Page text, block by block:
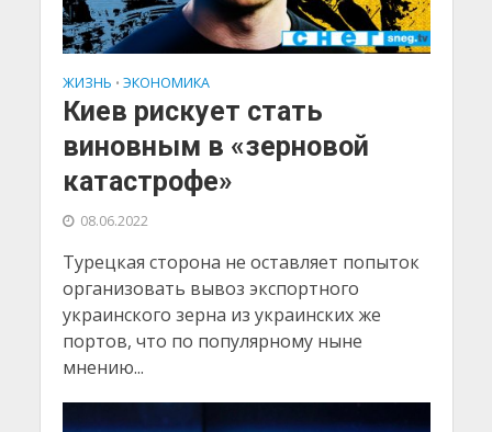
ЖИЗНЬ • ЭКОНОМИКА
Киев рискует стать
виновным в «зерновой
катастрофе»
08.06.2022
Турецкая сторона не оставляет попыток
организовать вывоз экспортного
украинского зерна из украинских же
портов, что по популярному ныне
мнению...